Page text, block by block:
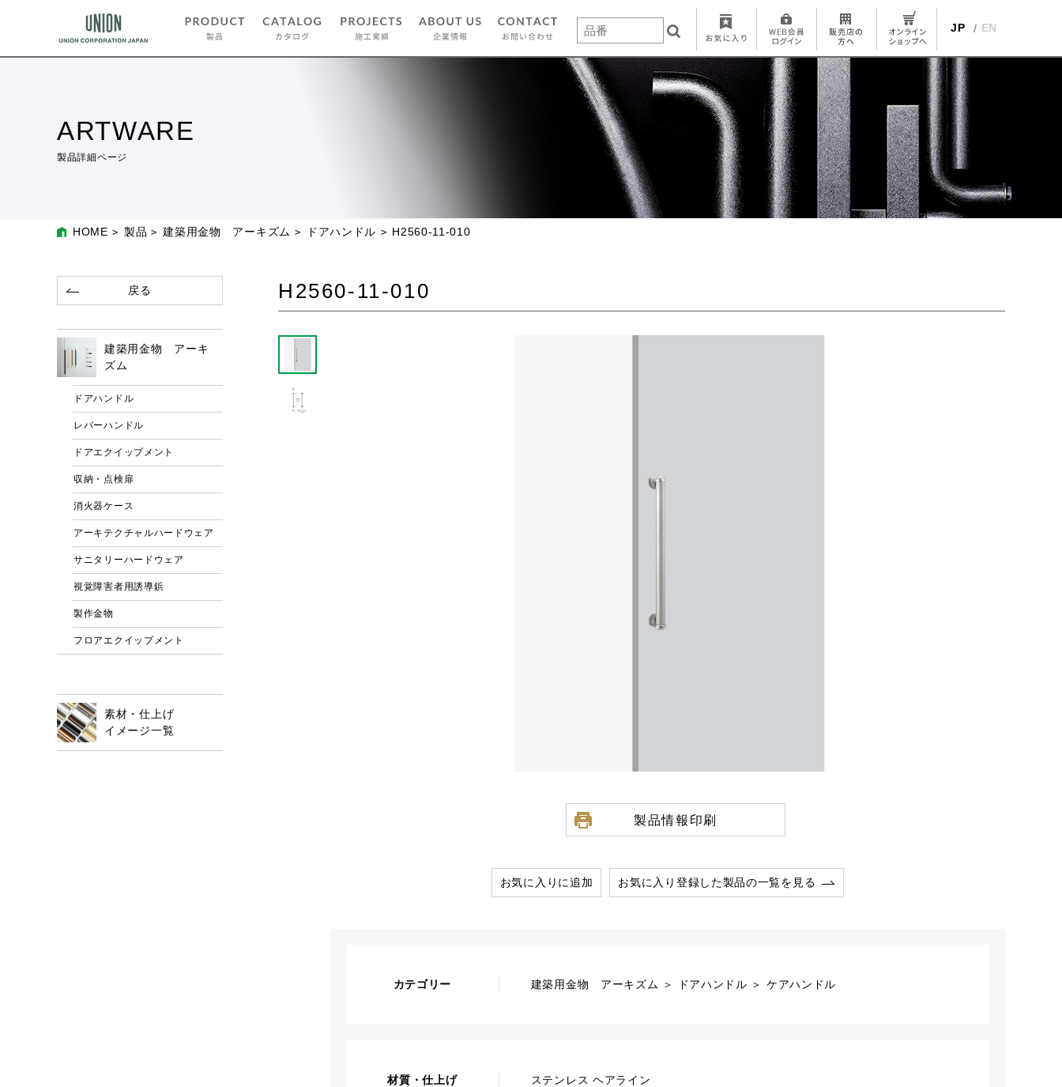
JP EN
ARTWARE
製品詳細ページ
HOME 製品 建築用金物 アーキズム ドアハンドル H2560-11-010
H2560-11-010
製品情報印刷
お気に入りに追加 お気に入り登録した製品の一覧を見る
カテゴリー 建築用金物 アーキズム ＞ ドアハンドル ＞ ケアハンドル
材質・仕上げ ステンレス ヘアライン
戻る
建築用金物 アーキ
ズム
ドアハンドル
レバーハンドル
ドアエクイップメント
収納・点検扉
消火器ケース
アーキテクチャルハードウェア
サニタリーハードウェア
視覚障害者用誘導鋲
製作金物
フロアエクイップメント
素材・仕上げ
イメージ一覧